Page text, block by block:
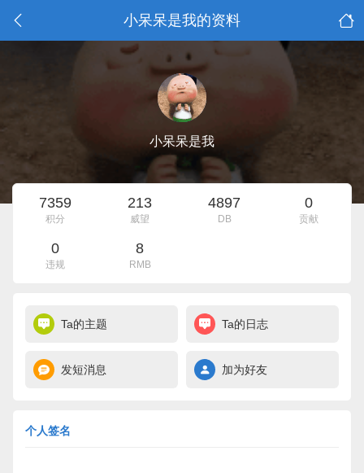
小呆呆是我的资料
小呆呆是我
7359
积分
213
威望
4897
DB
0
贡献
0
违规
8
RMB
Ta的主题 Ta的日志
发短消息 加为好友
个人签名